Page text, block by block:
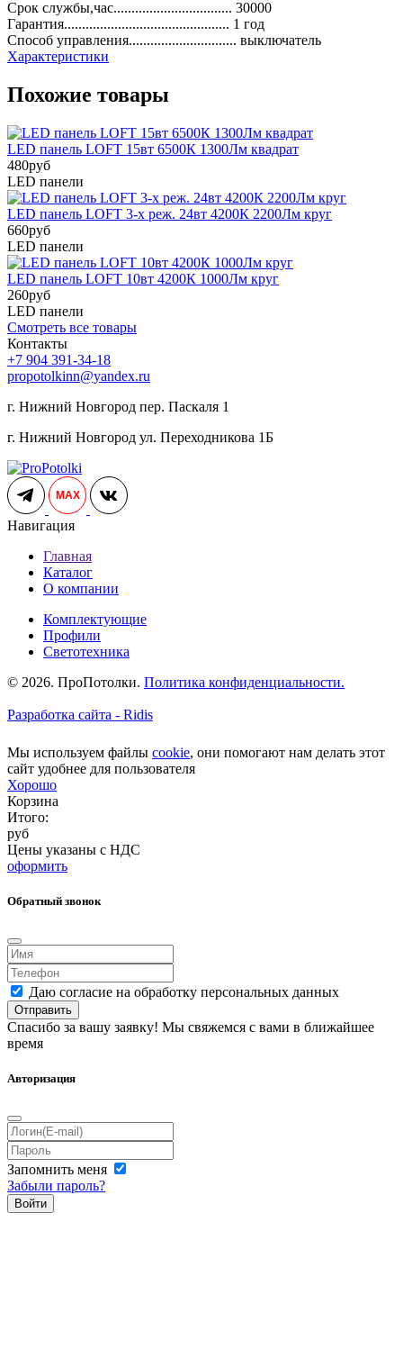
Срок службы,час................................. 30000
Гарантия.............................................. 1 год
Способ управления.............................. выключатель
Характеристики
Похожие товары
LED панель LOFT 15вт 6500К 1300Лм квадрат
480руб
LED панели
LED панель LOFT 3-х реж. 24вт 4200К 2200Лм круг
660руб
LED панели
LED панель LOFT 10вт 4200К 1000Лм круг
260руб
LED панели
Смотреть все товары
Контакты
+7 904 391-34-18
propotolkinn@yandex.ru
г. Нижний Новгород пер. Паскаля 1
г. Нижний Новгород ул. Переходникова 1Б
MAX
Навигация
Главная
Каталог
О компании
Комплектующие
Профили
Светотехника
© 2026. ПроПотолки. Политика конфиденциальности.
Разработка сайта - Ridis
Мы используем файлы cookie, они помогают нам делать этот
сайт удобнее для пользователя
Хорошо
Корзина
Итого:
руб
Цены указаны с НДС
оформить
Обратный звонок
Даю согласие на обработку персональных данных
Отправить
Спасибо за вашу заявку! Мы свяжемся с вами в ближайшее
время
Авторизация
Запомнить меня
Забыли пароль?
Войти